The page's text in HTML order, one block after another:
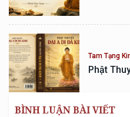
Tam Tạng
Phật
BÌNH LUẬN BÀI VIẾT